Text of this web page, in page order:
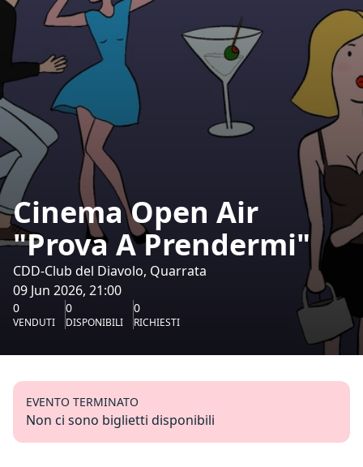
Cinema Open Air
"Prova A Prendermi"
CDD-Club del Diavolo, Quarrata
09 Jun 2026, 21:00
0
VENDUTI
0
DISPONIBILI
0
RICHIESTI
EVENTO TERMINATO
Non ci sono biglietti disponibili